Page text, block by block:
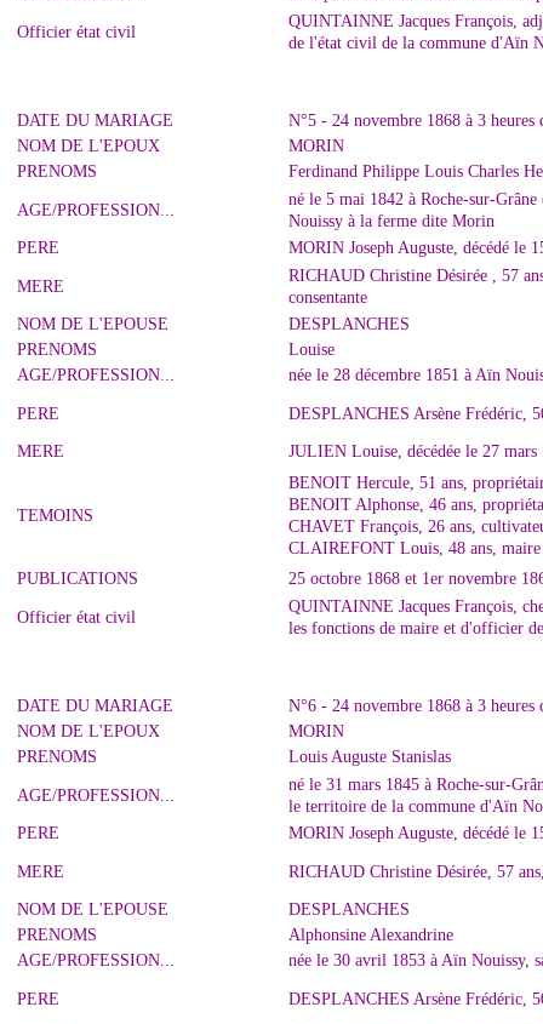
Officier état civil
QUINTAINNE Jacques François,
de l'état civil de la commune d'Aïn
DATE DU MARIAGE
N°5 - 24 novembre 1868 à 3
NOM DE L'EPOUX
MORIN
PRENOMS
Ferdinand Philippe Louis Charles
AGE/PROFESSION...
né le 5 mai 1842 à Roche-sur-
Nouissy à la ferme dite Morin
PERE
MORIN Joseph Auguste, décédé le
MERE
RICHAUD Christine Désirée , 57
consentante
NOM DE L'EPOUSE
DESPLANCHES
PRENOMS
Louise
AGE/PROFESSION...
née le 28 décembre 1851 à Aïn
PERE DESPLANCHES Arsène Frédéric,
MERE JULIEN Louise, décédée le 27 mars
TEMOINS
BENOIT Hercule, 51 ans,
BENOIT Alphonse, 46 ans,
CHAVET François, 26 ans,
CLAIREFONT Louis, 48 ans, maire
PUBLICATIONS
25 octobre 1868 et 1er novembre
Officier état civil
QUINTAINNE Jacques François,
les fonctions de maire et d'officier
DATE DU MARIAGE
N°6 - 24 novembre 1868 à 3
NOM DE L'EPOUX
MORIN
PRENOMS
Louis Auguste Stanislas
AGE/PROFESSION...
né le 31 mars 1845 à Roche-sur-
le territoire de la commune d'Aïn
PERE
MORIN Joseph Auguste, décédé le
MERE RICHAUD Christine Désirée, 57
NOM DE L'EPOUSE
DESPLANCHES
PRENOMS
Alphonsine Alexandrine
AGE/PROFESSION...
née le 30 avril 1853 à Aïn Nouissy,
PERE DESPLANCHES Arsène Frédéric,